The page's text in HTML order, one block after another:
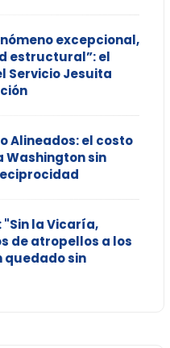
excepcional,
estructural”: el
Servicio Jesuita
Alineados: el costo
Washington sin
la Vicaría,
de atropellos a los
quedado sin